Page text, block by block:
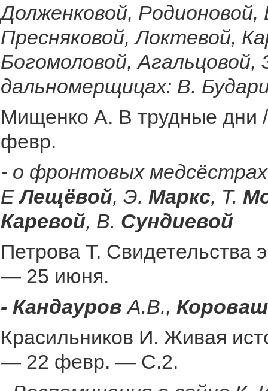
Долженковой,
Пресняковой, Локтевой,
Богомоловой,
дальномерщицах: В.
Мищенко А. В трудные
февр.
- о фронтовых
ЕЛещёвой, Э. Маркс, Т.
Каревой, В. Сундиевой
Петрова Т. Свидетельства
— 25 июня.
- КандауровА.В.,
Красильников И. Живая
— 22 февр. — С.2.